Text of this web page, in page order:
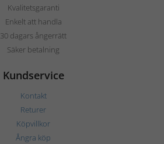
Kvalitetsgaranti
Enkelt att handla
30 dagars ångerrätt
Säker betalning
Kundservice
Kontakt
Returer
Köpvillkor
Ångra köp